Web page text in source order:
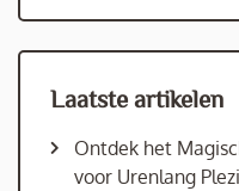
Laatste artikelen
Ontdek het
voor Urenlang